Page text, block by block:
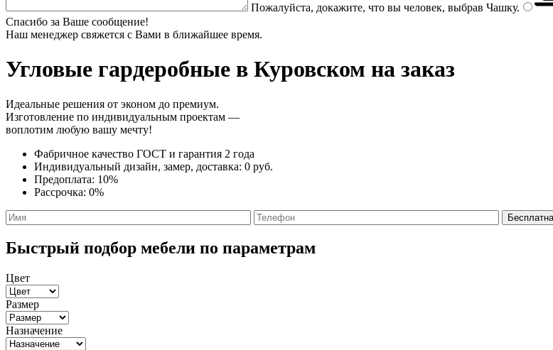
Пожалуйста, докажите, что вы человек, выбрав Чашку.
Спасибо за Ваше сообщение!
Наш менеджер свяжется с Вами в ближайшее время.
Угловые гардеробные в Куровском на заказ
Идеальные решения от эконом до премиум.
Изготовление по индивидуальным проектам —
воплотим любую вашу мечту!
Фабричное качество ГОСТ и гарантия 2 года
Индивидуальный дизайн, замер, доставка: 0 руб.
Предоплата: 10%
Рассрочка: 0%
Быстрый подбор мебели по параметрам
Цвет
Размер
Назначение